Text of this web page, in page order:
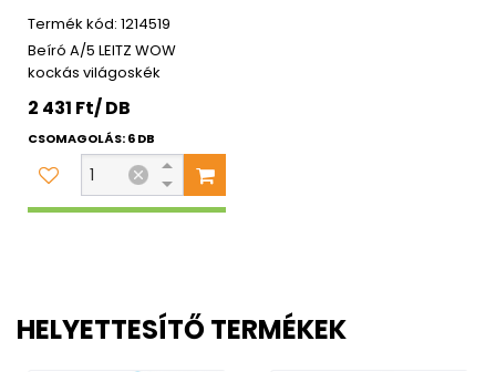
1214519
Beíró A/5 LEITZ WOW
kockás világoskék
2 431 Ft/ DB
CSOMAGOLÁS: 6 DB
HELYETTESÍTŐ TERMÉKEK